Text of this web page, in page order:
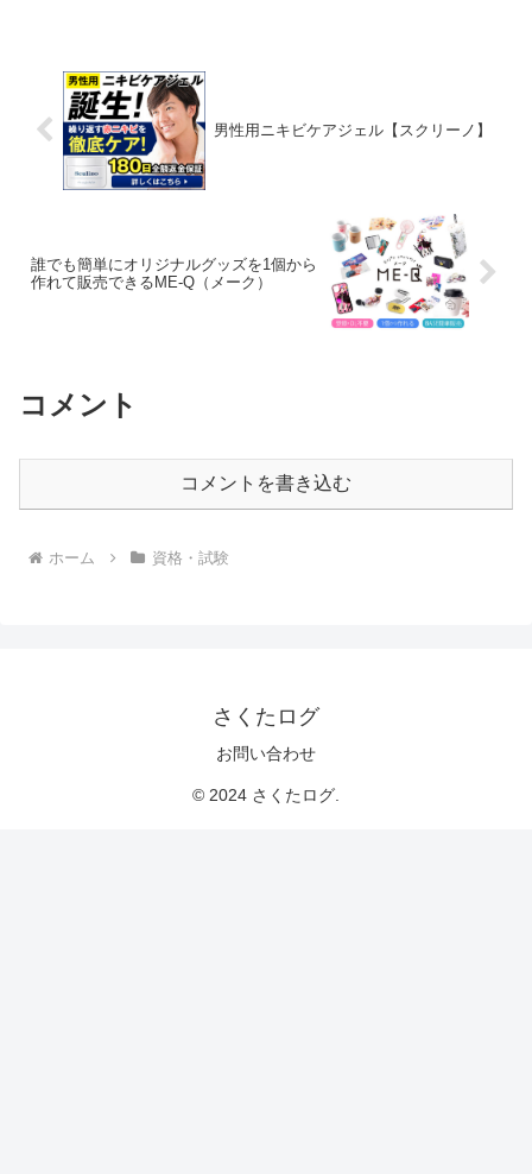
男性用ニキビケアジェル【スクリーノ】
誰でも簡単にオリジナルグッズを1個から
作れて販売できるME-Q（メーク）
コメント
コメントを書き込む
ホーム 資格・試験
さくたログ
お問い合わせ
© 2024 さくたログ.